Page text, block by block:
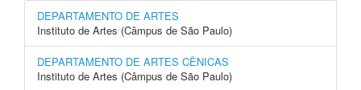
DEPARTAMENTO DE ARTES
Instituto de Artes (Câmpus de São Paulo)
DEPARTAMENTO DE ARTES CÊNICAS
Instituto de Artes (Câmpus de São Paulo)